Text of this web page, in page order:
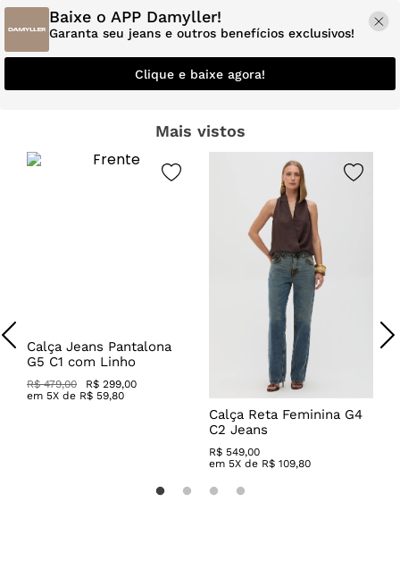
Baixe o APP Damyller!
Garanta seu jeans e outros benefícios exclusivos!
Clique e baixe agora!
Mais vistos
Calça Jeans Pantalona
G5 C1 com Linho
R$ 479,00
R$ 299,00
em 5X de R$ 59,80
Calça Reta Feminina G4
C2 Jeans
R$ 549,00
em 5X de R$ 109,80